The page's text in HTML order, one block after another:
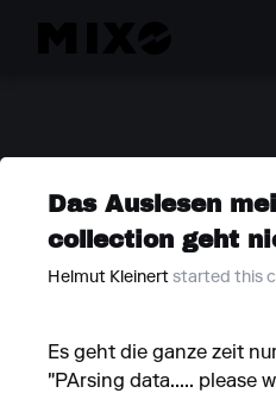
Das Auslesen
collection geht
Helmut Kleinert started this
Es geht die ganze zeit
"PArsing data..... please